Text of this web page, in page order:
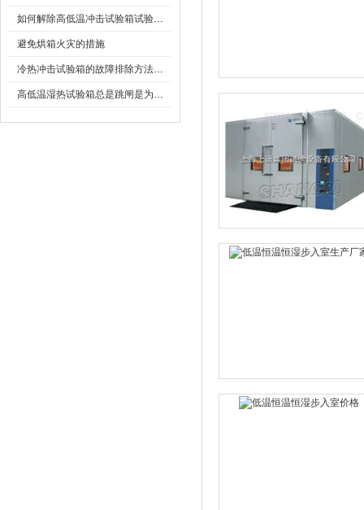
如何解除高低温冲击试验箱试验故障问题
避免烘箱火灾的措施
冷热冲击试验箱的故障排除方法技巧
高低温湿热试验箱总是跳闸是为什么